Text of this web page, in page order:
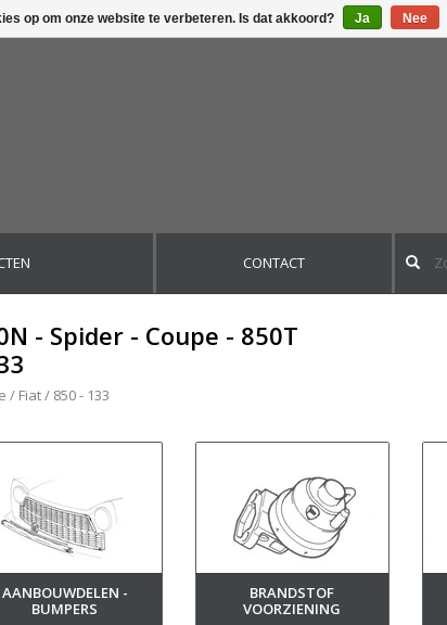
CONTACT
- Spider - Coupe - 850T
/ Fiat/ 850 - 133
AANBOUWDELEN -
BUMPERS
BRANDSTOF
VOORZIENING
op om onze website te verbeteren. Is dat akkoord? Ja Nee